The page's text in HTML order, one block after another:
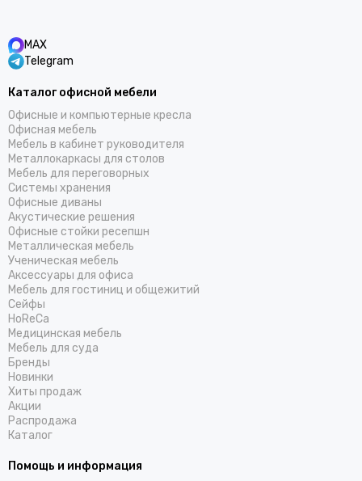
MAX
Telegram
Каталог офисной мебели
Офисные и компьютерные кресла
Офисная мебель
Мебель в кабинет руководителя
Металлокаркасы для столов
Мебель для переговорных
Системы хранения
Офисные диваны
Акустические решения
Офисные стойки ресепшн
Металлическая мебель
Ученическая мебель
Аксессуары для офиса
Мебель для гостиниц и общежитий
Cейфы
HoReCa
Медицинская мебель
Мебель для суда
Бренды
Новинки
Хиты продаж
Акции
Распродажа
Каталог
Помощь и информация